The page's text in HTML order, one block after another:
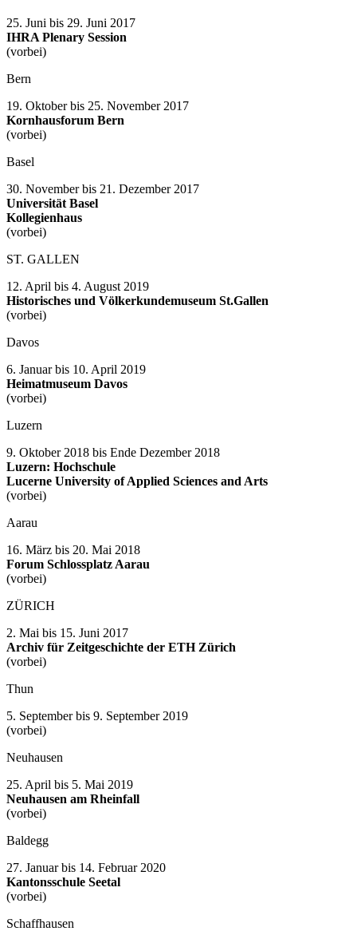
25. Juni bis 29. Juni 2017
IHRA Plenary Session
(vorbei)
Bern
19. Oktober bis 25. November 2017
Kornhausforum Bern
(vorbei)
Basel
30. November bis 21. Dezember 2017
Universität Basel
Kollegienhaus
(vorbei)
ST. GALLEN
12. April bis 4. August 2019
Historisches und Völkerkundemuseum St.Gallen
(vorbei)
Davos
6. Januar bis 10. April 2019
Heimatmuseum Davos
(vorbei)
Luzern
9. Oktober 2018 bis Ende Dezember 2018
Luzern: Hochschule
Lucerne University of Applied Sciences and Arts
(vorbei)
Aarau
16. März bis 20. Mai 2018
Forum Schlossplatz Aarau
(vorbei)
ZÜRICH
2. Mai bis 15. Juni 2017
Archiv für Zeitgeschichte der ETH Zürich
(vorbei)
Thun
5. September bis 9. September 2019
(vorbei)
Neuhausen
25. April bis 5. Mai 2019
Neuhausen am Rheinfall
(vorbei)
Baldegg
27. Januar bis 14. Februar 2020
Kantonsschule Seetal
(vorbei)
Schaffhausen